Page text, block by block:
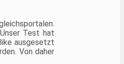
Test hat
ausgesetzt
Von daher